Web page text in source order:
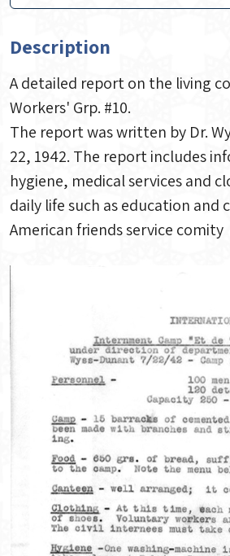
Description
A detailed report on the living
Workers' Grp. #10.
The report was written by Dr.
22, 1942. The report includes
hygiene, medical services and
daily life such as education and
American friends service comity